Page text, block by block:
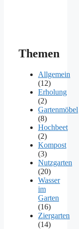
Themen
Allgemein
(12)
Erholung
(2)
Gartenmöbel
(8)
Hochbeet
(2)
Kompost
(3)
Nutzgarten
(20)
Wasser
im
Garten
(16)
Ziergarten
(14)